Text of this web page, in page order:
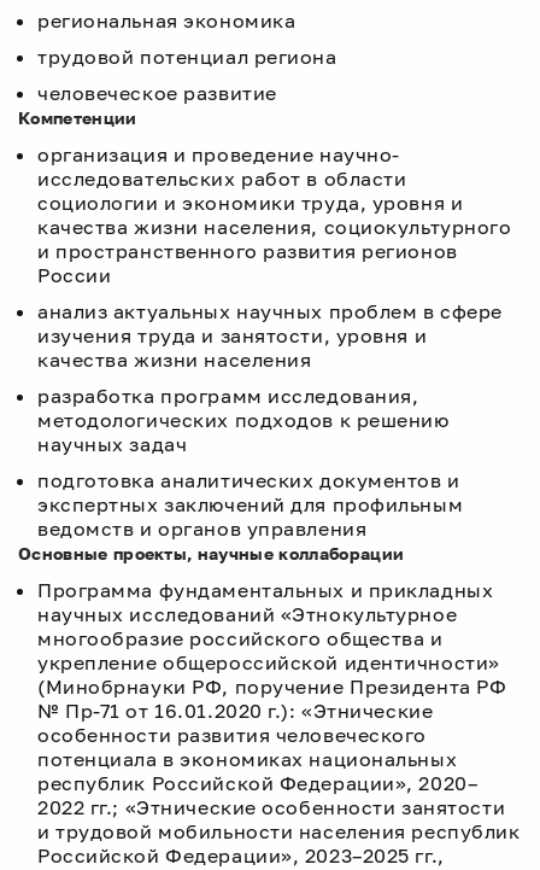
региональная экономика
трудовой потенциал региона
человеческое развитие
Компетенции
организация и проведение научно-
исследовательских работ в области
социологии и экономики труда, уровня и
качества жизни населения, социокультурного
и пространственного развития регионов
России
анализ актуальных научных проблем в сфере
изучения труда и занятости, уровня и
качества жизни населения
разработка программ исследования,
методологических подходов к решению
научных задач
подготовка аналитических документов и
экспертных заключений для профильным
ведомств и органов управления
Основные проекты, научные коллаборации
Программа фундаментальных и прикладных
научных исследований «Этнокультурное
многообразие российского общества и
укрепление общероссийской идентичности»
(Минобрнауки РФ, поручение Президента РФ
№ Пр-71 от 16.01.2020 г.): «Этнические
особенности развития человеческого
потенциала в экономиках национальных
республик Российской Федерации», 2020–
2022 гг.; «Этнические особенности занятости
и трудовой мобильности населения республик
Российской Федерации», 2023–2025 гг.,